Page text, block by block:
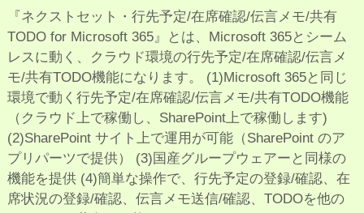
『ネクストセット・行先予定/在席確認/伝言メモ/共有
TODO for Microsoft 365』とは、Microsoft 365とシーム
レスに動く、クラウド環境の行先予定/在席確認/伝言メ
モ/共有TODO機能になります。 (1)Microsoft 365と同じ
環境で動く行先予定/在席確認/伝言メモ/共有TODO機能
（クラウド上で稼働し、SharePoint上で稼働します)
(2)SharePoint サイト上で運用が可能（SharePoint のア
プリパーツで提供） (3)国産グループウェアーと同様の
機能を提供 (4)簡単な操作で、行先予定の登録/確認、在
席状況の登録/確認、伝言メモ送信/確認、TODOを他の